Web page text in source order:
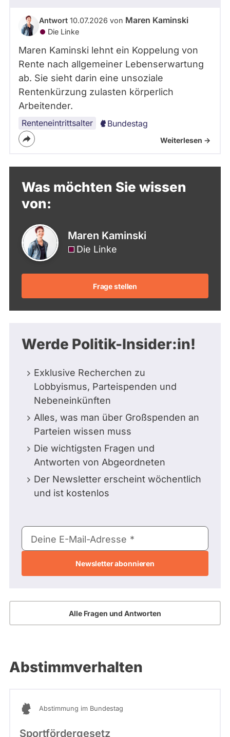
Antwort 10.07.2026 von Maren Kaminski
Die Linke
Maren Kaminski lehnt ein Koppelung von
Rente nach allgemeiner Lebenserwartung
ab. Sie sieht darin eine unsoziale
Rentenkürzung zulasten körperlich
Arbeitender.
Renteneintrittsalter Bundestag
Weiterlesen ->
Was möchten Sie wissen
von:
Maren Kaminski
Die Linke
Frage stellen
Werde Politik-Insider:in!
Exklusive Recherchen zu
Lobbyismus, Parteispenden und
Nebeneinkünften
Alles, was man über Großspenden an
Parteien wissen muss
Die wichtigsten Fragen und
Antworten von Abgeordneten
Der Newsletter erscheint wöchentlich
und ist kostenlos
E-
Mail-
Deine E-Mail-Adresse
Alle Fragen und Antworten
Abstimmverhalten
Abstimmung im Bundestag
Sportfördergesetz